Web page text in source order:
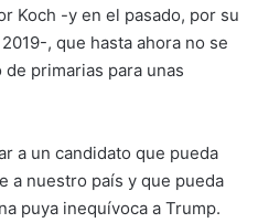
Koch -y en el pasado, por su
, que hasta ahora no se
primarias para unas
a un candidato que pueda
a nuestro país y que pueda
puya inequívoca a Trump.